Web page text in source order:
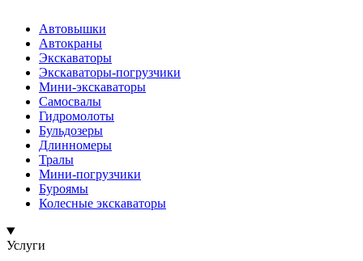
Автовышки
Автокраны
Экскаваторы
Экскаваторы-погрузчики
Мини-экскаваторы
Самосвалы
Гидромолоты
Бульдозеры
Длинномеры
Тралы
Мини-погрузчики
Буроямы
Колесные экскаваторы
Услуги